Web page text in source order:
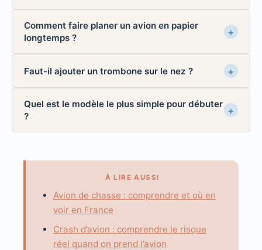
Comment faire planer un avion en papier
longtemps ?
Faut-il ajouter un trombone sur le nez ?
Quel est le modèle le plus simple pour débuter
?
À LIRE AUSSI
Avion de chasse : comprendre et où en
voir en France
Crash d’avion : comprendre le risque
réel quand on prend l’avion